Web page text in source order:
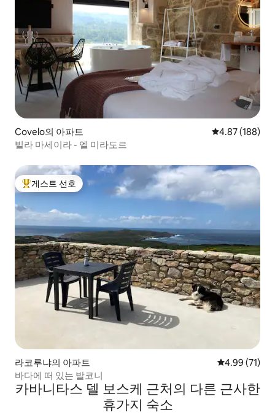
Covelo의 아파트 평점 4.87점(5
4.87 (188)
빌라 마세이라 - 엘 미라도르
상위 게스트 선호
게스트 선호
라코루냐의 아파트 평점 4.99점
4.99 (71)
바다에 떠 있는 발코니
카바니타스 델 보스케 근처의 다른 근사한
휴가지 숙소